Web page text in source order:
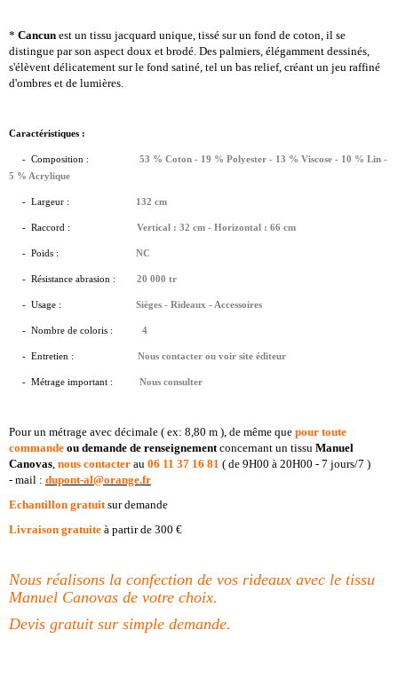
* Cancun est un tissu jacquard unique, tissé sur un fond de coton, il se
distingue par son aspect doux et brodé. Des palmiers, élégamment dessinés,
s'élèvent délicatement sur le fond satiné, tel un bas relief, créant un jeu raffiné
d'ombres et de lumières.
Caractéristiques :
- Composition :
53 % Coton - 19 % Polyester - 13 % Viscose - 10 % Lin -
5 % Acrylique
- Largeur : 132 cm
- Raccord : Vertical : 32 cm - Horizontal : 66 cm
- Poids : NC
- Résistance abrasion : 20 000 tr
- Usage : Sièges - Rideaux - Accessoires
- Nombre de coloris : 4
- Entretien : Nous contacter ou voir site éditeur
- Métrage important : Nous consulter
Pour un métrage avec décimale ( ex: 8,80 m ), de même que pour toute
commande ou demande de renseignementconcernant un tissu Manuel
Canovas, nous contacter au 06 11 37 16 81 ( de 9H00 à 20H00 - 7 jours/7 )
- mail : dupont-al@orange.fr
Echantillon gratuitsur demande
Livraison gratuite à partir de 300 €
Nous réalisons la confection de vos rideaux avec le tissu
Manuel Canovas de votre choix.
Devis gratuit sur simple demande.